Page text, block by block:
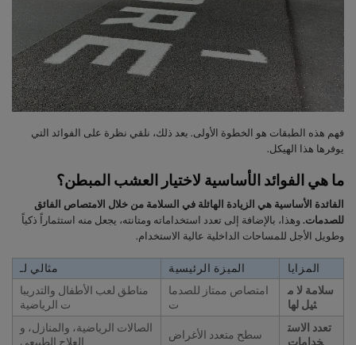
فهم هذه الطبقات هو الخطوة الأولى. بعد ذلك، نلقي نظرة على الفوائد التي
يوفرها هذا الهيكل.
ما هي الفوائد الأساسية لاختيار العشب المبطن؟
الفائدة الأساسية هي الزيادة الهائلة في السلامة من خلال الامتصاص الفائق
للصدمات. وهذا، بالإضافة إلى تعدد استخداماته ومتانته، يجعل منه استثماراً ذكياً
وطويل الأجل للمساحات الداخلية عالية الاستخدام.
المزايا الميزة الرئيسية
مثالي لـ
سلامة لا م
ثيل لها
امتصاص ممتاز للصدما
ت
مناطق لعب الأطفال والتدريبا
ت الرياضية
تعدد الاست
خدامات
سطح متعدد الأغراض
الصالات الرياضية، والمنازل، و
العلاج الطبيعي